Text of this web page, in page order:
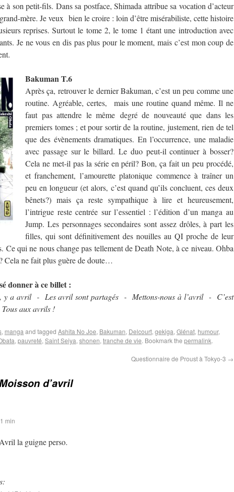
à son petit-fils. Dans sa postface, Shimada attribue sa vocation d’acteur
mère. Je veux bien le croire : loin d’être misérabiliste, cette histoire
reprises. Surtout le tome 2, le tome 1 étant une introduction avec
Je ne vous en dis pas plus pour le moment, mais c’est mon coup de
Bakuman T.6
Après ça, retrouver le dernier Bakuman, c’est un peu comme une
routine. Agréable, certes, mais une routine quand même. Il ne
faut pas attendre le même degré de nouveauté que dans les
premiers tomes ; et pour sortir de la routine, justement, rien de tel
que des évènements dramatiques. En l’occurrence, une maladie
avec passage sur le billard. Le duo peut-il continuer à bosser?
Cela ne met-il pas la série en péril? Bon, ça fait un peu procédé,
et franchement, l’amourette platonique commence à traîner un
peu en longueur (et alors, c’est quand qu’ils concluent, ces deux
bênets?) mais ça reste sympathique à lire et heureusement,
l’intrigue reste centrée sur l’essentiel : l’édition d’un manga au
Jump. Les personnages secondaires sont assez drôles, à part les
filles, qui sont définitivement des nouilles au QI proche de leur
Ce qui ne nous change pas tellement de Death Note, à ce niveau. Ohba
Cela ne fait plus guère de doute…
donner à ce billet :
a avril - Les avril sont partagés - Mettons-nous à l’avril - C’est
aux avrils !
, manga and tagged Ashita No Joe, Bakuman, Delcourt, gekiga, Glénat, humour,
, pauvreté, Saint Seiya, shonen, tranche de vie. Bookmark the permalink.
Questionnaire de Proust à Tokyo-3 →
d’avril
min
la guigne perso.